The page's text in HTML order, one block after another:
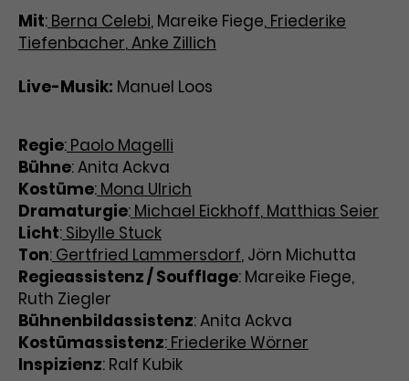
Name _gat_UA-63561367-1
Anbieter Google Analytics
Laufzeit 1 Minute
Zweck
gesetztes Cookie. Bestimmte
Daten werden nur maximal einmal
pro Minute an Google Analytics
gesendet. Solange es gesetzt ist,
werden bestimmte
Datenübertragungen
unterbunden.
Laufzeit 3 Monate
Dieses Cookie wird verwendet, um
Remarketing-Funktionen
bereitzustellen.
Name IDE
Anbieter Google / DoubleClick
Laufzeit 1 Jahr
Dieses Cookie dient der Anzeige
Mit: Berna Celebi, Mareike Fiege, Friederike
Tiefenbacher,Anke Zillich
Live-Musik: Manuel Loos
Regie: Paolo Magelli
Bühne: Anita Ackva
Kostüme: Mona Ulrich
Dramaturgie: Michael Eickhoff, Matthias Seier
Licht: Sibylle Stuck
Ton: Gertfried Lammersdorf, Jörn Michutta
Regieassistenz / Soufflage: Mareike Fiege,
Ruth Ziegler
Bühnenbildassistenz: Anita Ackva
Kostümassistenz: Friederike Wörner
Inspizienz: Ralf Kubik